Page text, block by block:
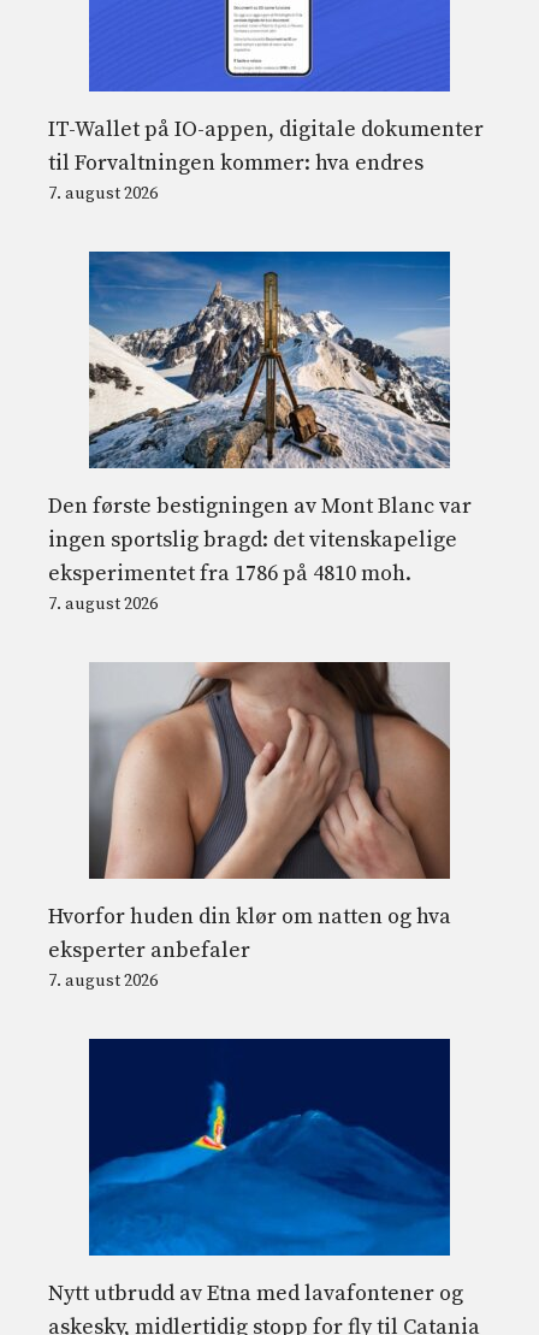
IT-Wallet på IO-appen, digitale dokumenter
til Forvaltningen kommer: hva endres
7. august 2026
Den første bestigningen av Mont Blanc var
ingen sportslig bragd: det vitenskapelige
eksperimentet fra 1786 på 4810 moh.
7. august 2026
Hvorfor huden din klør om natten og hva
eksperter anbefaler
7. august 2026
Nytt utbrudd av Etna med lavafontener og
askesky, midlertidig stopp for fly til Catania